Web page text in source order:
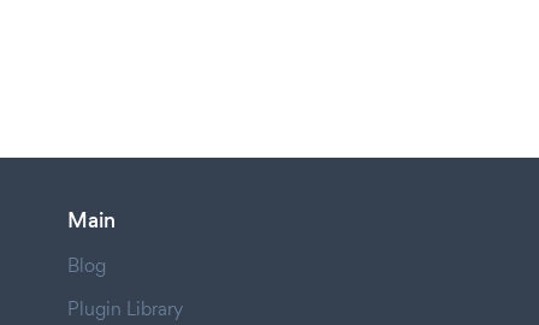
Main
Blog
Plugin Library